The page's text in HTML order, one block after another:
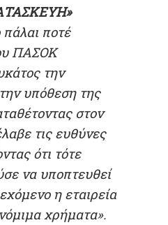
πάλαι ποτέ
ΠΑΣΟΚ
την
υπόθεση της
στον
τις ευθύνες
ότι τότε
να υποπτευθεί
η εταιρεία
χρήματα».